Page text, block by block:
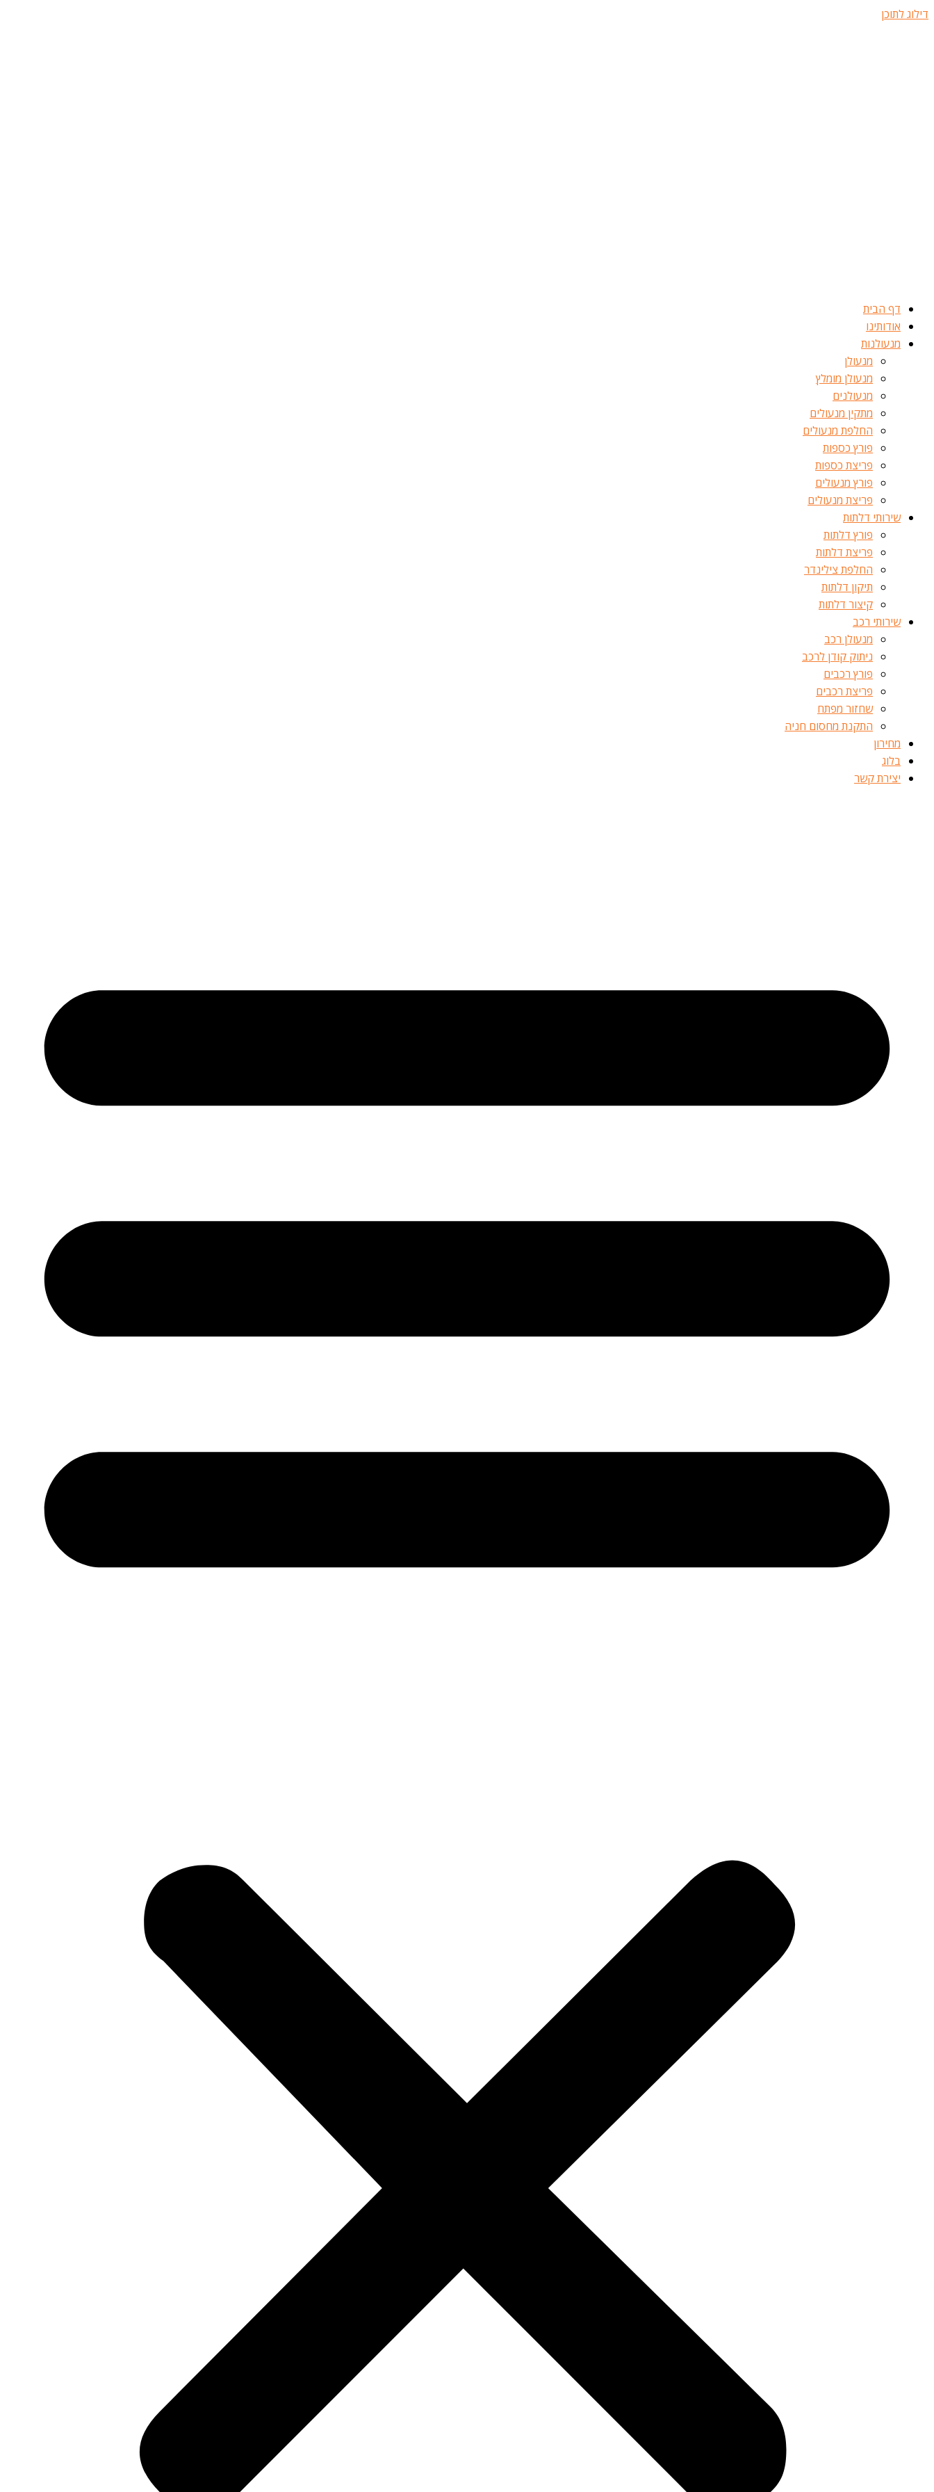
דילוג לתוכן
דף הבית
אודותינו
מנעולנות
מנעולן
מנעולן מומלץ
מנעולנים
מתקין מנעולים
החלפת מנעולים
פורץ כספות
פריצת כספות
פורץ מנעולים
פריצת מנעולים
שירותי דלתות
פורץ דלתות
פריצת דלתות
החלפת צילינדר
תיקון דלתות
קיצור דלתות
שירותי רכב
מנעולן רכב
ניתוק קודן לרכב
פורץ רכבים
פריצת רכבים
שחזור מפתח
התקנת מחסום חניה
מחירון
בלוג
יצירת קשר